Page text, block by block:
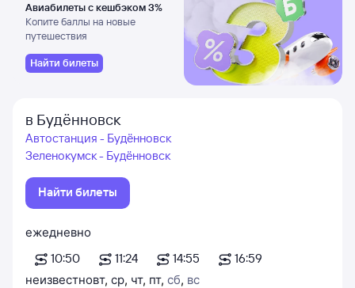
Авиабилеты с кешбэком 3%
Копите баллы на новые
путешествия
Найти билеты
в Будённовск
Автостанция - Будённовск
Зеленокумск - Будённовск
Найти билеты
ежедневно
10:50
11:24 14:55
16:59
неизвестновт, ср, чт, пт, сб, вс